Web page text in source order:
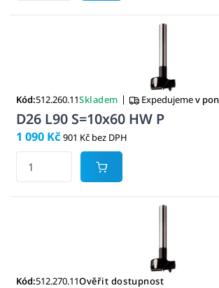
Kód:512.260.11Skladem | Expedujemev
D26 L90 S=10x60 HW P
1 090 Kč 901 Kč bez DPH
Kód:512.270.11Ověřit dostupnost